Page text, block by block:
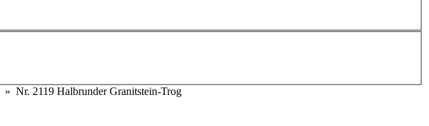
» Nr. 2119 Halbrunder Granitstein-Trog